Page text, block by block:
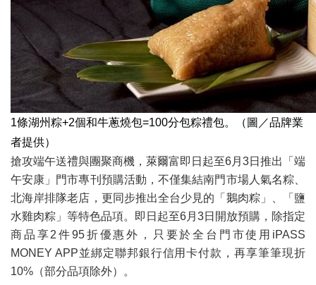
1條湖州粽+2個和牛蔥燒包=100分包粽禮包。（圖／品牌業
者提供）
搶攻端午送禮與團聚商機，萊爾富即日起至6月3日推出「端
午安康」門市專刊預購活動，不僅集結南門市場人氣名粽、
北海岸排隊老店，更同步推出全台少見的「鵝肉粽」、「鹽
水雞肉粽」等特色品項。即日起至6月3日開放預購，除指定
商品享2件95折優惠外，只要於全台門市使用iPASS
MONEY APP並綁定聯邦銀行信用卡付款，再享筆筆現折
10%（部分品項除外）。